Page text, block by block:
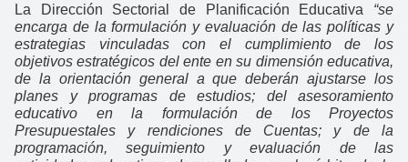
La Dirección Sectorial de Planificación Educativa “se
encarga de la formulación y evaluación de las políticas y
estrategias vinculadas con el cumplimiento de los
objetivos estratégicos del ente en su dimensión educativa,
de la orientación general a que deberán ajustarse los
planes y programas de estudios; del asesoramiento
educativo en la formulación de los Proyectos
Presupuestales y rendiciones de Cuentas; y de la
programación, seguimiento y evaluación de las